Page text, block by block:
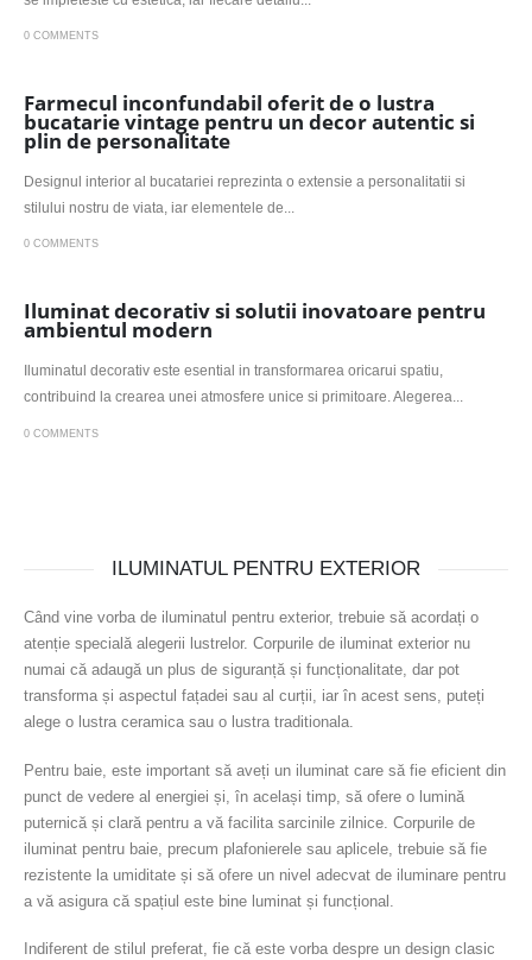
0 COMMENTS
Farmecul inconfundabil oferit de o lustra
bucatarie vintage pentru un decor autentic si
plin de personalitate
Designul interior al bucatariei reprezinta o extensie a personalitatii si
stilului nostru de viata, iar elementele de...
0 COMMENTS
Iluminat decorativ si solutii inovatoare pentru
ambientul modern
Iluminatul decorativ este esential in transformarea oricarui spatiu,
contribuind la crearea unei atmosfere unice si primitoare. Alegerea...
0 COMMENTS
ILUMINATUL PENTRU EXTERIOR
Când vine vorba de iluminatul pentru exterior, trebuie să acordați o
atenție specială alegerii lustrelor. Corpurile de iluminat exterior nu
numai că adaugă un plus de siguranță și funcționalitate, dar pot
transforma și aspectul fațadei sau al curții, iar în acest sens, puteți
alege o lustra ceramica sau o lustra traditionala.
Pentru baie, este important să aveți un iluminat care să fie eficient din
punct de vedere al energiei și, în același timp, să ofere o lumină
puternică și clară pentru a vă facilita sarcinile zilnice. Corpurile de
iluminat pentru baie, precum plafonierele sau aplicele, trebuie să fie
rezistente la umiditate și să ofere un nivel adecvat de iluminare pentru
a vă asigura că spațiul este bine luminat și funcțional.
Indiferent de stilul preferat, fie că este vorba despre un design clasic